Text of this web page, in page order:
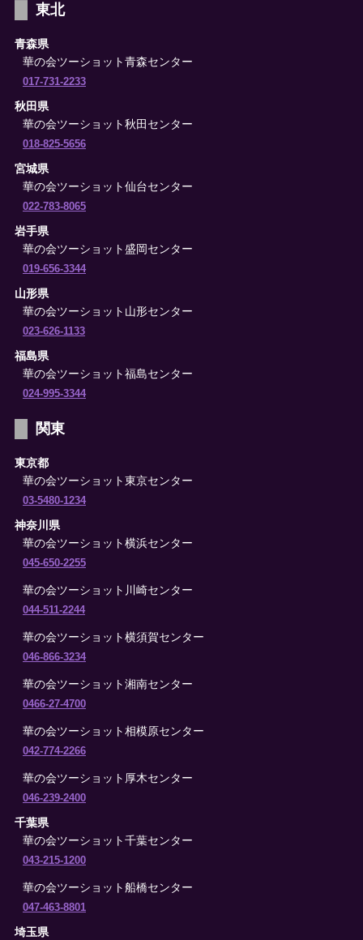
東北
青森県
華の会ツーショット青森センター
017-731-2233
秋田県
華の会ツーショット秋田センター
018-825-5656
宮城県
華の会ツーショット仙台センター
022-783-8065
岩手県
華の会ツーショット盛岡センター
019-656-3344
山形県
華の会ツーショット山形センター
023-626-1133
福島県
華の会ツーショット福島センター
024-995-3344
関東
東京都
華の会ツーショット東京センター
03-5480-1234
神奈川県
華の会ツーショット横浜センター
045-650-2255
華の会ツーショット川崎センター
044-511-2244
華の会ツーショット横須賀センター
046-866-3234
華の会ツーショット湘南センター
0466-27-4700
華の会ツーショット相模原センター
042-774-2266
華の会ツーショット厚木センター
046-239-2400
千葉県
華の会ツーショット千葉センター
043-215-1200
華の会ツーショット船橋センター
047-463-8801
埼玉県